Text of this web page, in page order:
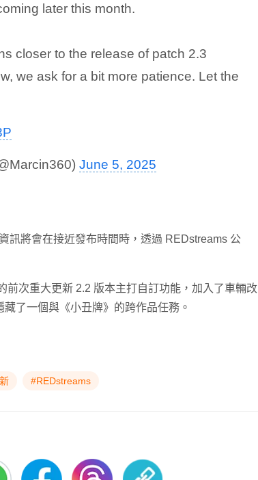
later this month.
closer to the release of patch 2.3
we ask for a bit more patience. Let the
June 5, 2025
訊將會在接近發布時間時，透過 REDstreams 公
前次重大更新 2.2 版本主打自訂功能，加入了車輛改
了一個與《小丑牌》的跨作品任務。
#REDstreams